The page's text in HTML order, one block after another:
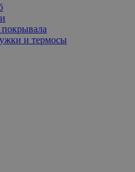
и термосы